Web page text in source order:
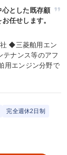
とした既存顧
任せします。
◆三菱舶用エン
テナンス等のアフ
用エンジン分野で
完全週休2日制